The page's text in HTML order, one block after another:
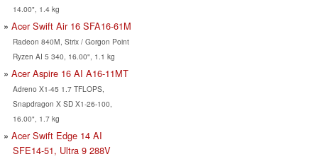
14.00", 1.4 kg
Acer Swift Air 16 SFA16-61M
Radeon 840M, Strix / Gorgon Point
Ryzen AI 5 340, 16.00", 1.1 kg
Acer Aspire 16 AI A16-11MT
Adreno X1-45 1.7 TFLOPS,
Snapdragon X SD X1-26-100,
16.00", 1.7 kg
Acer Swift Edge 14 AI
SFE14-51, Ultra 9 288V